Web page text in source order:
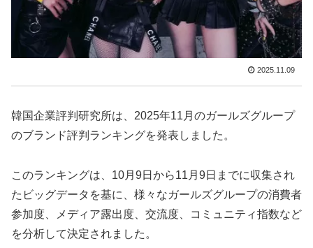
2025.11.09
韓国企業評判研究所は、2025年11月のガールズグループ
のブランド評判ランキングを発表しました。
このランキングは、10月9日から11月9日までに収集され
たビッグデータを基に、様々なガールズグループの消費者
参加度、メディア露出度、交流度、コミュニティ指数など
を分析して決定されました。